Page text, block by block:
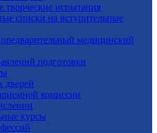
творческие испытания
списки на вступительные
медицинский
подготовки
дверей
комиссии
курсы